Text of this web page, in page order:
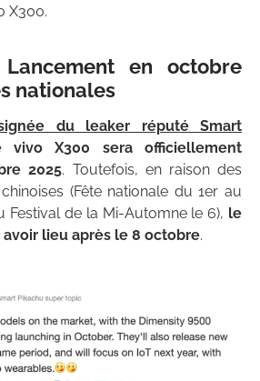
X300.
en octobre
nationales
du leaker réputé Smart
vivo X300 sera officiellement
2025. Toutefois, en raison des
(Fête nationale du 1er au
Festival de la Mi-Automne le 6), le
lieu après le 8 octobre.